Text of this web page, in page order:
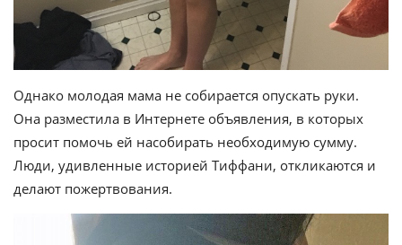
Однако молодая мама не собирается опускать руки.
Она разместила в Интернете объявления, в которых
просит помочь ей насобирать необходимую сумму.
Люди, удивленные историей Тиффани, откликаются и
делают пожертвования.